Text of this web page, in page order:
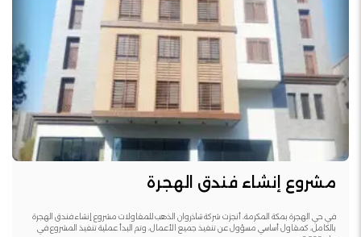
مشروع إنشاء فندق الهجرة
في حي الهجرة بمكة المكرمة، أنجزت شركة شاذروان الذهب للمقاولات مشروع إنشاء فندق الهجرة
بالكامل، كمقاول أساسي مسؤول عن تنفيذ جميع الأعمال، وتم البدأ عملية تنفيذ المشروع في